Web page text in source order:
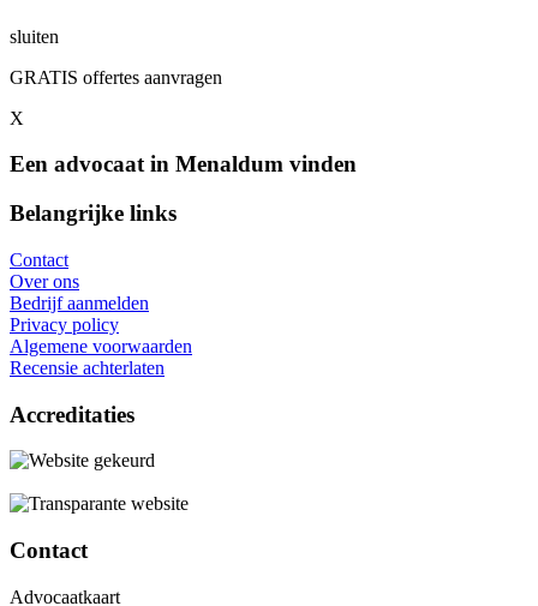
sluiten
GRATIS offertes aanvragen
X
Een advocaat in Menaldum vinden
Belangrijke links
Contact
Over ons
Bedrijf aanmelden
Privacy policy
Algemene voorwaarden
Recensie achterlaten
Accreditaties
Contact
Advocaatkaart